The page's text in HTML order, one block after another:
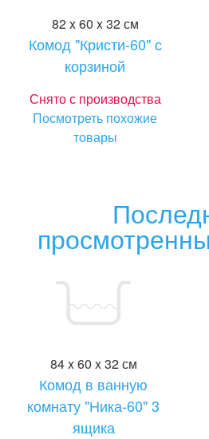
82 x 60 x 32 см
Комод "Кристи-60" с
корзиной
Снято с производства
Посмотреть похожие
товары
84 x 60 x 32 см
Комод в ванную
комнату "Ника-60" 3
ящика